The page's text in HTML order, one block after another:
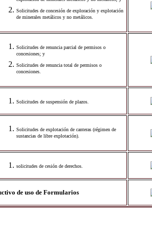
Solicitudes de concesión de exploración y explotación
de minerales metálicos y no metálicos.
Solicitudes de renuncia parcial de permisos o
concesiones; y
Solicitudes de renuncia total de permisos o
concesiones.
Solicitudes de suspensión de plazos.
Solicitudes de explotación de canteras (régimen de
sustancias de libre explotación).
solicitudes de cesión de derechos.
de uso de Formularios